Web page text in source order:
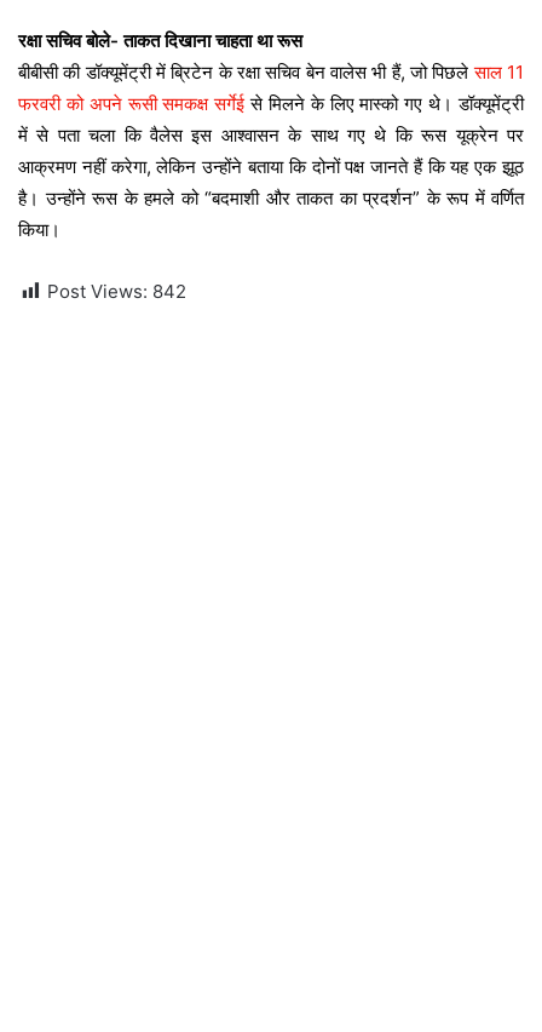
रक्षा सचिव बोले- ताकत दिखाना चाहता था रूस
बीबीसी की डॉक्यूमेंट्री में ब्रिटेन के रक्षा सचिव बेन वालेस भी हैं, जो पिछलेसाल 11
फरवरी को अपने रूसी समकक्ष सर्गेईसे मिलने के लिए मास्को गए थे। डॉक्यूमेंट्री
में से पता चला कि वैलेस इस आश्वासन के साथ गए थे कि रूस यूक्रेन पर
आक्रमण नहीं करेगा, लेकिन उन्होंने बताया कि दोनों पक्ष जानते हैं कि यह एक झूठ
है। उन्होंने रूस के हमले को “बदमाशी और ताकत का प्रदर्शन” के रूप में वर्णित
किया।
Post Views: 842